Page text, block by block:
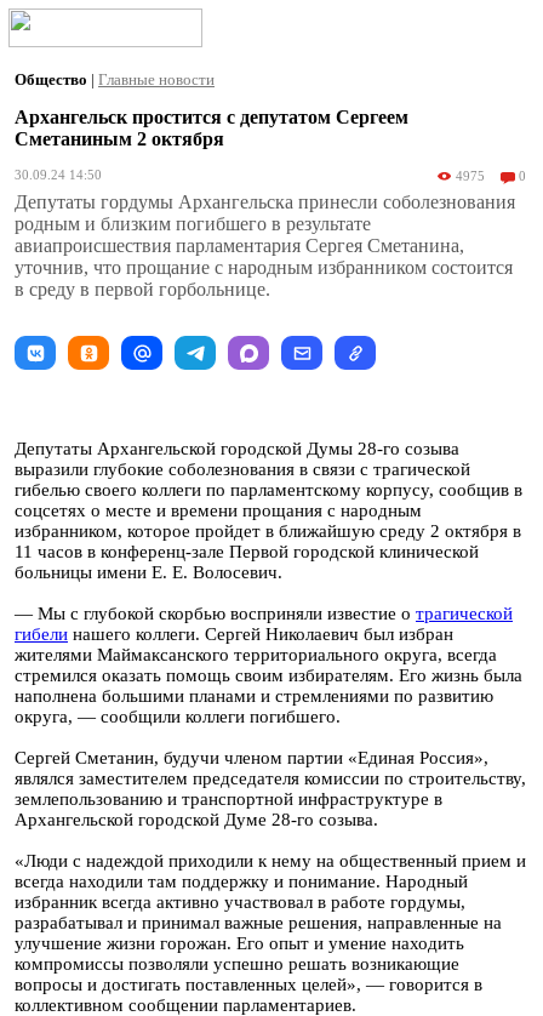
Общество | Главные новости
Архангельск простится с депутатом Сергеем
Сметаниным 2 октября
30.09.24 14:50 4975 0
Депутаты гордумы Архангельска принесли соболезнования
родным и близким погибшего в результате
авиапроисшествия парламентария Сергея Сметанина,
уточнив, что прощание с народным избранником состоится
в среду в первой горбольнице.
Депутаты Архангельской городской Думы 28-го созыва
выразили глубокие соболезнования в связи с трагической
гибелью своего коллеги по парламентскому корпусу, сообщив в
соцсетях о месте и времени прощания с народным
избранником, которое пройдет в ближайшую среду 2 октября в
11 часов в конференц-зале Первой городской клинической
больницы имени Е. Е. Волосевич.
— Мы с глубокой скорбью восприняли известие о трагической
гибели нашего коллеги. Сергей Николаевич был избран
жителями Маймаксанского территориального округа, всегда
стремился оказать помощь своим избирателям. Его жизнь была
наполнена большими планами и стремлениями по развитию
округа, — сообщили коллеги погибшего.
Сергей Сметанин, будучи членом партии «Единая Россия»,
являлся заместителем председателя комиссии по строительству,
землепользованию и транспортной инфраструктуре в
Архангельской городской Думе 28-го созыва.
«Люди с надеждой приходили к нему на общественный прием и
всегда находили там поддержку и понимание. Народный
избранник всегда активно участвовал в работе гордумы,
разрабатывал и принимал важные решения, направленные на
улучшение жизни горожан. Его опыт и умение находить
компромиссы позволяли успешно решать возникающие
вопросы и достигать поставленных целей», — говорится в
коллективном сообщении парламентариев.